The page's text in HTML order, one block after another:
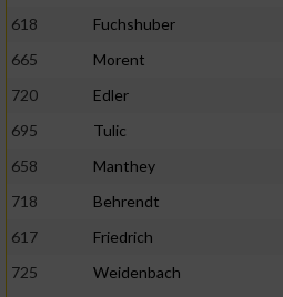
618
Fuchshuber
665
Morent
720
Edler
695
Tulic
658
Manthey
718
Behrendt
617
Friedrich
725
Weidenbach